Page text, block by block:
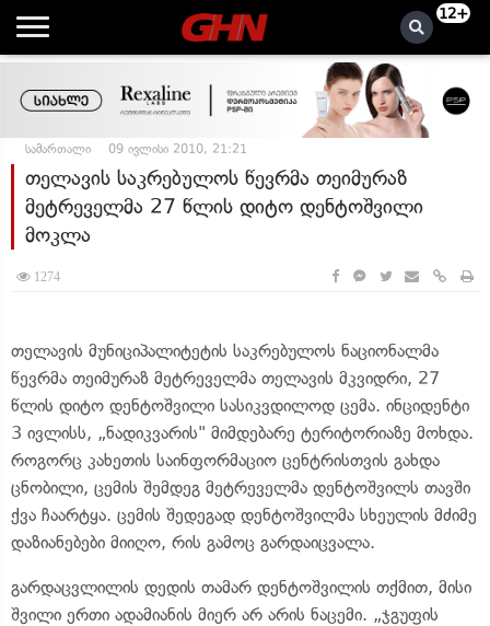
12+
სამართალი 09 ივლისი 2010, 21:21
თელავის საკრებულოს წევრმა თეიმურაზ
მეტრეველმა 27 წლის დიტო დენტოშვილი
მოკლა
1274
თელავის მუნიციპალიტეტის საკრებულოს ნაციონალმა
წევრმა თეიმურაზ მეტრეველმა თელავის მკვიდრი, 27
წლის დიტო დენტოშვილი სასიკვდილოდ ცემა. ინციდენტი
3 ივლისს, „ნადიკვარის" მიმდებარე ტერიტორიაზე მოხდა.
როგორც კახეთის საინფორმაციო ცენტრისთვის გახდა
ცნობილი, ცემის შემდეგ მეტრეველმა დენტოშვილს თავში
ქვა ჩაარტყა. ცემის შედეგად დენტოშვილმა სხეულის მძიმე
დაზიანებები მიიღო, რის გამოც გარდაიცვალა.
გარდაცვლილის დედის თამარ დენტოშვილის თქმით, მისი
შვილი ერთი ადამიანის მიერ არ არის ნაცემი. „ჯგუფის